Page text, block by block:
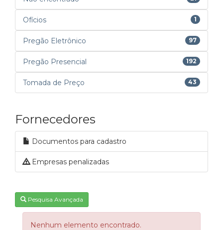
Ofícios 1
Pregão Eletrônico 97
Pregão Presencial 192
Tomada de Preço 43
Fornecedores
Documentos para cadastro
Empresas penalizadas
Pesquisa Avançada
Nenhum elemento encontrado.